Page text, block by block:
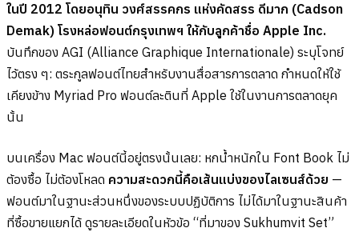
ในปี 2012 โดยอนุทิน วงศ์สรรคกร แห่งคัดสรร ดีมาก (Cadson
Demak) โรงหล่อฟอนต์กรุงเทพฯ ให้กับลูกค้าชื่อ Apple Inc.
บันทึกของ AGI (Alliance Graphique Internationale) ระบุโจทย์
ไว้ตรง ๆ: ตระกูลฟอนต์ไทยสำหรับงานสื่อสารการตลาด กำหนดให้ใช้
เคียงข้าง Myriad Pro ฟอนต์ละตินที่ Apple ใช้ในงานการตลาดยุค
นั้น
บนเครื่อง Mac ฟอนต์นี้อยู่ตรงนั้นเลย: หกน้ำหนักใน Font Book ไม่
ต้องซื้อ ไม่ต้องโหลด ความสะดวกนี้คือเส้นแบ่งของไลเซนส์ด้วย —
ฟอนต์มาในฐานะส่วนหนึ่งของระบบปฏิบัติการ ไม่ได้มาในฐานะสินค้า
ที่ซื้อขายแยกได้ ดูรายละเอียดในหัวข้อ “ที่มาของ Sukhumvit Set”